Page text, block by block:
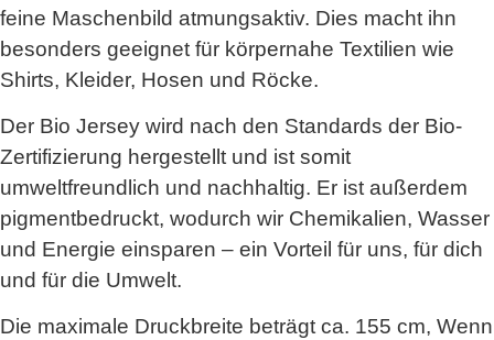
feine Maschenbild atmungsaktiv. Dies macht ihn
besonders geeignet für körpernahe Textilien wie
Shirts, Kleider, Hosen und Röcke.
Der Bio Jersey wird nach den Standards der Bio-
Zertifizierung hergestellt und ist somit
umweltfreundlich und nachhaltig. Er ist außerdem
pigmentbedruckt, wodurch wir Chemikalien, Wasser
und Energie einsparen – ein Vorteil für uns, für dich
und für die Umwelt.
Die maximale Druckbreite beträgt ca. 155 cm, Wenn